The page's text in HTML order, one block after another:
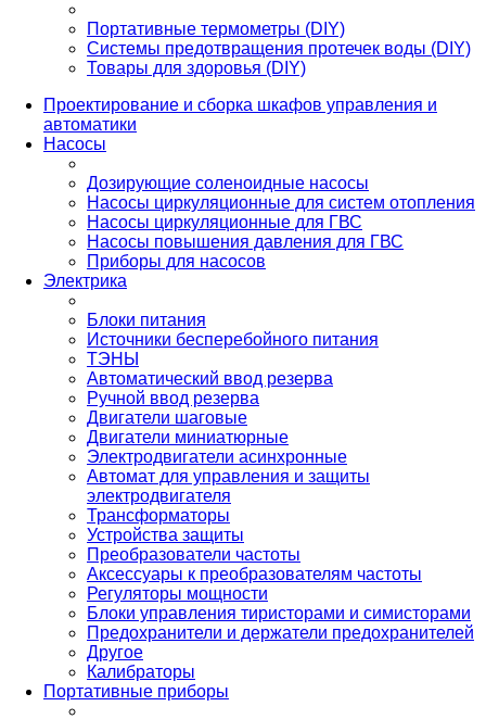
Портативные термометры (DIY)
Системы предотвращения протечек воды (DIY)
Товары для здоровья (DIY)
Проектирование и сборка шкафов управления и
автоматики
Насосы
Дозирующие соленоидные насосы
Насосы циркуляционные для систем отопления
Насосы циркуляционные для ГВС
Насосы повышения давления для ГВС
Приборы для насосов
Электрика
Блоки питания
Источники бесперебойного питания
ТЭНЫ
Автоматический ввод резерва
Ручной ввод резерва
Двигатели шаговые
Двигатели миниатюрные
Электродвигатели асинхронные
Автомат для управления и защиты
электродвигателя
Трансформаторы
Устройства защиты
Преобразователи частоты
Аксессуары к преобразователям частоты
Регуляторы мощности
Блоки управления тиристорами и симисторами
Предохранители и держатели предохранителей
Другое
Калибраторы
Портативные приборы